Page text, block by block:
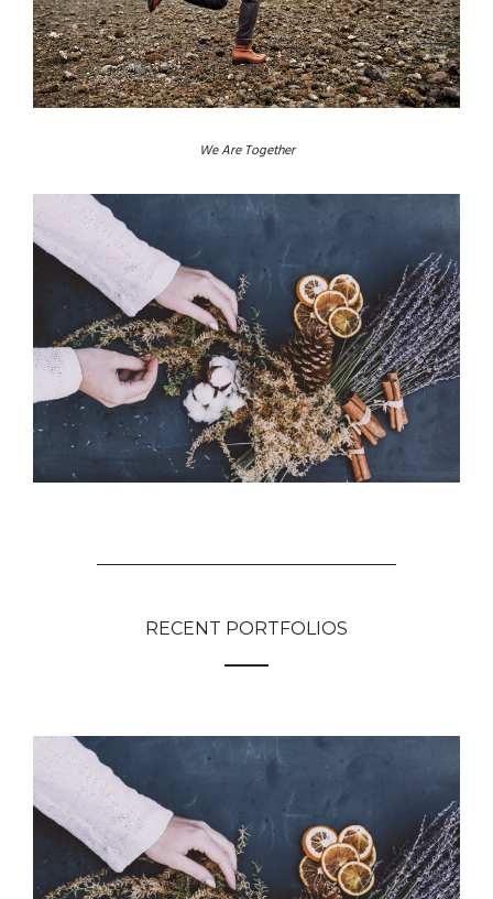
We Are Together
RECENT PORTFOLIOS